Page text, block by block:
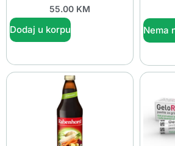
55.00 KM
Dodaj u korpu Nema